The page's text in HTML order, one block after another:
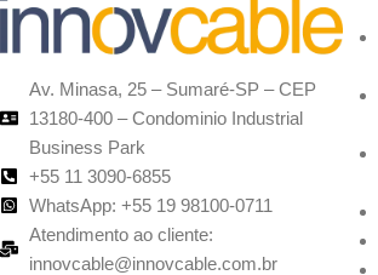
Av. Minasa, 25 – Sumaré-SP – CEP
13180-400 – Condominio Industrial
Business Park
+55 11 3090-6855
WhatsApp: +55 19 98100-0711
Atendimento ao cliente:
innovcable@innovcable.com.br